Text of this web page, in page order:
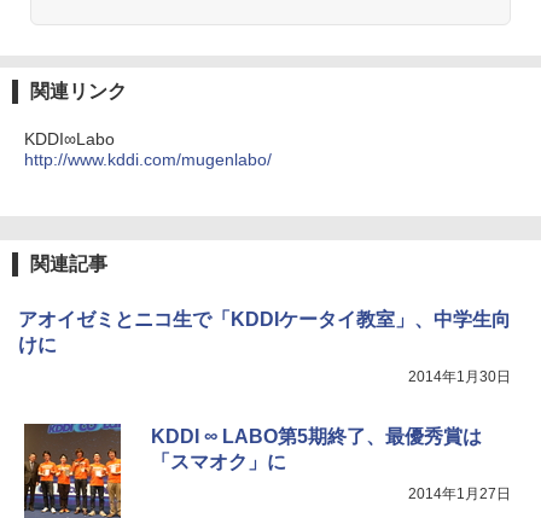
関連リンク
KDDI∞Labo
http://www.kddi.com/mugenlabo/
関連記事
アオイゼミとニコ生で「KDDIケータイ教室」、中学生向
けに
2014年1月30日
KDDI ∞ LABO第5期終了、最優秀賞は
「スマオク」に
2014年1月27日